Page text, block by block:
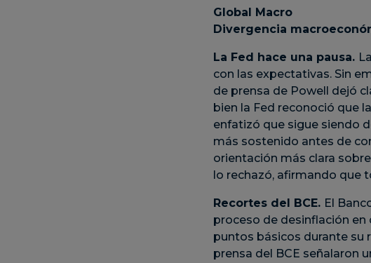
Global Macro
Divergencia
La Fed hace una pausa.
con las expectativas. Sin
de prensa de Powell dejó
bien la Fed reconoció que
enfatizó que sigue siendo
más sostenido antes de
orientación más clara
lo rechazó, afirmando que
Recortes del BCE. El
proceso de desinflación
puntos básicos durante su
prensa del BCE señalaron